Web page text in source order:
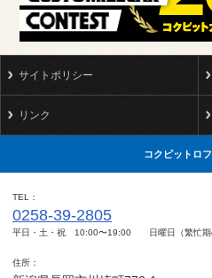
サイトポリシー
リンク
コクピットロ
TEL
0258-39-2805
平日・土・祝 10:00〜19:00 日曜日（繁忙期
住所